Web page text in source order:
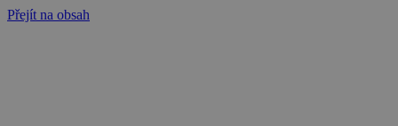
Přejít na obsah